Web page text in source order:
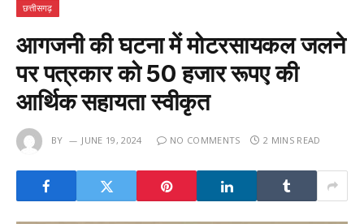
छत्तीसगढ़
आगजनी की घटना में मोटरसायकल जलने
पर पत्रकार को 50 हजार रूपए की
आर्थिक सहायता स्वीकृत
BY JUNE 19, 2024 NO COMMENTS 2 MINS READ